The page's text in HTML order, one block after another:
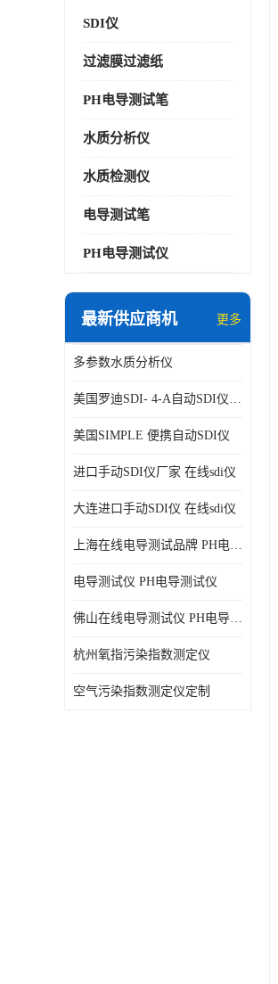
SDI仪
过滤膜过滤纸
PH电导测试笔
水质分析仪
水质检测仪
电导测试笔
PH电导测试仪
最新供应商机 更多
多参数水质分析仪
美国罗迪SDI- 4-A自动SDI仪在线分析仪污染指数仪
美国SIMPLE 便携自动SDI仪
进口手动SDI仪厂家 在线sdi仪
大连进口手动SDI仪 在线sdi仪
上海在线电导测试品牌 PH电导测试仪
电导测试仪 PH电导测试仪
佛山在线电导测试仪 PH电导测试仪
杭州氧指污染指数测定仪
空气污染指数测定仪定制